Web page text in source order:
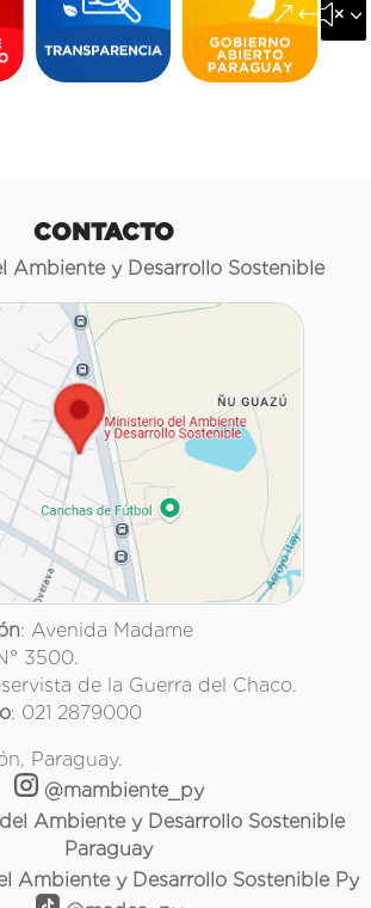
CONTACTO
Ambiente y Desarrollo Sostenible
: Avenida Madame
3500.
de la Guerra del Chaco.
: 021 2879000
Paraguay.
@mambiente_py
Ambiente y Desarrollo Sostenible
Paraguay
Ambiente y Desarrollo Sostenible Py